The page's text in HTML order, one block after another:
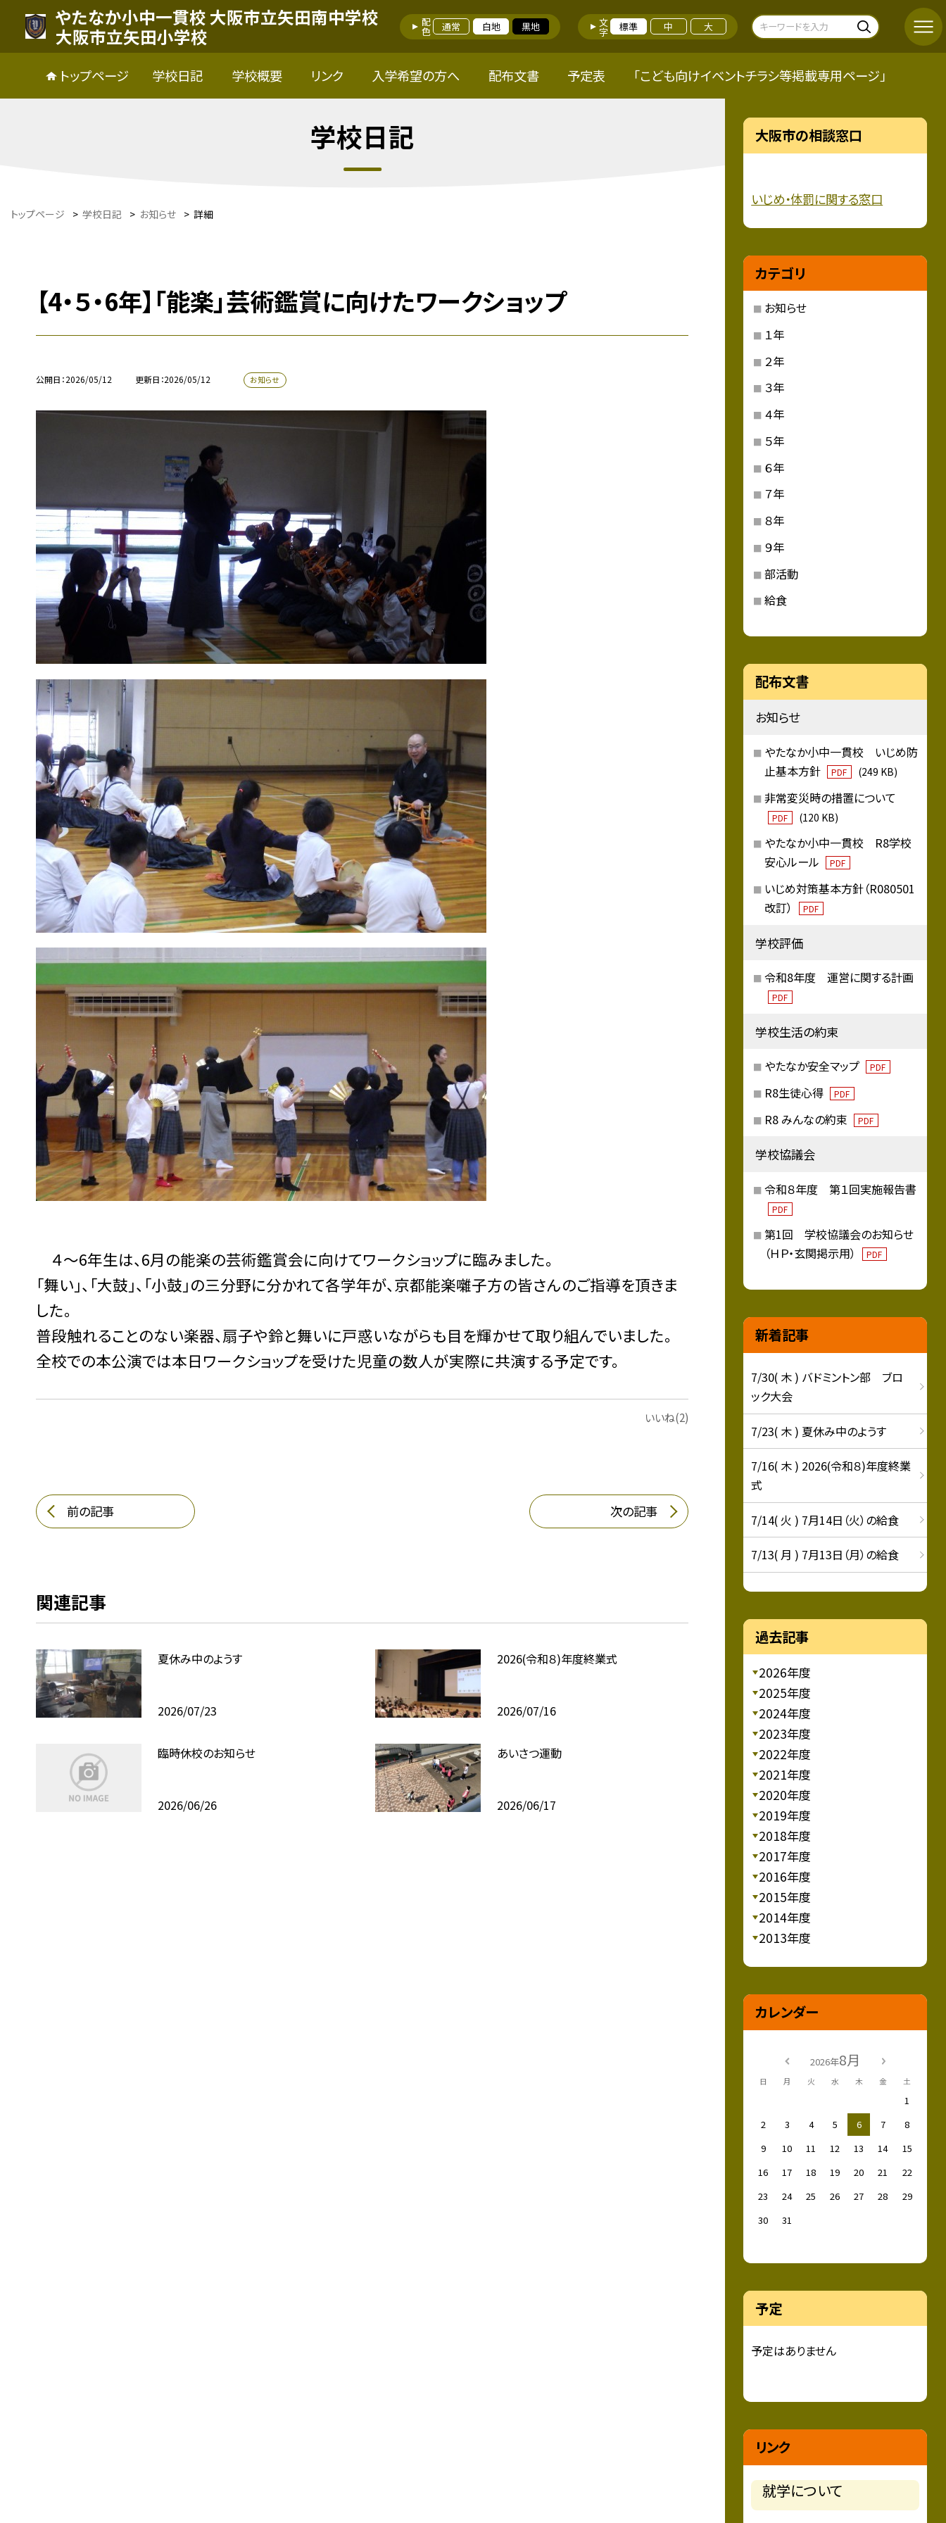
やたなか小中一貫校 大阪市立矢田南中学校
大阪市立矢田小学校
配色 通常 白地 黒地 文字 標準 中 大
トップページ 学校日記 学校概要 リンク 入学希望の方へ 配布文書 予定表 「こども向けイベントチラシ等掲載専用ページ」
学校日記
トップページ > 学校日記 > お知らせ > 詳細
【4・５・6年】「能楽」芸術鑑賞に向けたワークショップ
公開日 2026/05/12 更新日 2026/05/12 お知らせ
４～6年生は、6月の能楽の芸術鑑賞会に向けてワークショップに臨みました。
「舞い」、「大鼓」、「小鼓」の三分野に分かれて各学年が、京都能楽囃子方の皆さんのご指導を頂きま
した。
普段触れることのない楽器、扇子や鈴と舞いに戸惑いながらも目を輝かせて取り組んでいました。
全校での本公演では本日ワークショップを受けた児童の数人が実際に共演する予定です。
いいね(2)
前の記事 次の記事
関連記事
夏休み中のようす
2026/07/23
2026(令和８)年度終業式
2026/07/16
臨時休校のお知らせ
2026/06/26
あいさつ運動
2026/06/17
大阪市の相談窓口
いじめ・体罰に関する窓口
カテゴリ
お知らせ
１年
２年
３年
４年
５年
６年
７年
８年
９年
部活動
給食
配布文書
お知らせ
やたなか小中一貫校 いじめ防
止基本方針
PDF (249 KB)
非常変災時の措置について
PDF (120 KB)
やたなか小中一貫校 R8学校
安心ルール
PDF
いじめ対策基本方針（R080501
改訂）
PDF
学校評価
令和8年度 運営に関する計画
PDF
学校生活の約束
やたなか安全マップ PDF
R8生徒心得 PDF
R8 みんなの約束 PDF
学校協議会
令和８年度 第１回実施報告書
PDF
第1回 学校協議会のお知らせ
（ＨＰ・玄関掲示用）
PDF
新着記事
7/30( 木 ) バドミントン部 ブロ
ック大会
7/23( 木 ) 夏休み中のようす
7/16( 木 ) 2026(令和８)年度終業
式
7/14( 火 ) 7月14日（火）の給食
7/13( 月 ) 7月13日（月）の給食
過去記事
2026年度
2025年度
2024年度
2023年度
2022年度
2021年度
2020年度
2019年度
2018年度
2017年度
2016年度
2015年度
2014年度
2013年度
カレンダー
2026年8月
日 月 火 水 木 金 土
1
2
3 4 5 6 7
8
9
10 11 12 13 14
15
16
17 18 19 20 21
22
23
24 25 26 27 28
29
30
31
予定
予定はありません
リンク
就学について